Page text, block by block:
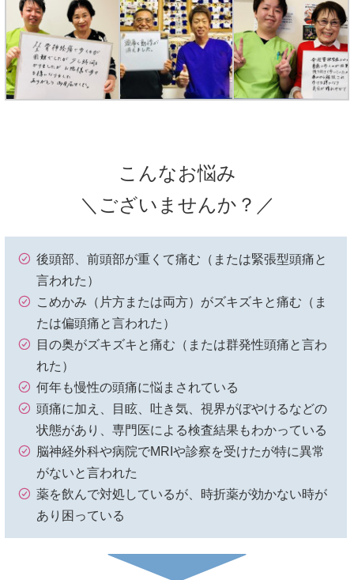
こんなお悩み
＼ございませんか？／
後頭部、前頭部が重くて痛む（または緊張型頭痛と
言われた）
こめかみ（片方または両方）がズキズキと痛む（ま
たは偏頭痛と言われた）
目の奥がズキズキと痛む（または群発性頭痛と言わ
れた）
何年も慢性の頭痛に悩まされている
頭痛に加え、目眩、吐き気、視界がぼやけるなどの
状態があり、専門医による検査結果もわかっている
脳神経外科や病院でMRIや診察を受けたが特に異常
がないと言われた
薬を飲んで対処しているが、時折薬が効かない時が
あり困っている